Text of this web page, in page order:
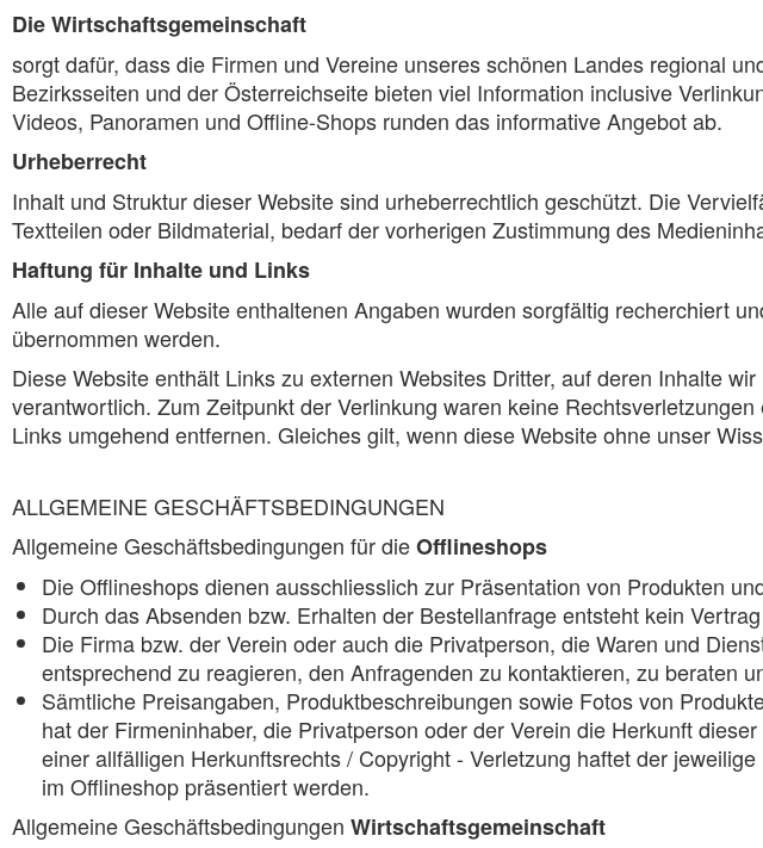
Die Wirtschaftsgemeinschaft
sorgt dafür, dass die Firmen und Vereine unseres schönen Landes regional
Bezirksseiten und der Österreichseite bieten viel Information inclusive
Videos, Panoramen und Offline-Shops runden das informative Angebot ab.
Urheberrecht
Inhalt und Struktur dieser Website sind urheberrechtlich geschützt. Die
Textteilen oder Bildmaterial, bedarf der vorherigen Zustimmung des
Haftung für Inhalte und Links
Alle auf dieser Website enthaltenen Angaben wurden sorgfältig recherchiert
übernommen werden.
Diese Website enthält Links zu externen Websites Dritter, auf deren Inhalte
verantwortlich. Zum Zeitpunkt der Verlinkung waren keine
Links umgehend entfernen. Gleiches gilt, wenn diese Website ohne unser
ALLGEMEINE GESCHÄFTSBEDINGUNGEN
Allgemeine Geschäftsbedingungen für dieOfflineshops
Die Offlineshops dienen ausschliesslich zur Präsentation von Produkten
Durch das Absenden bzw. Erhalten der Bestellanfrage entsteht kein
Die Firma bzw. der Verein oder auch die Privatperson, die Waren und
entsprechend zu reagieren, den Anfragenden zu kontaktieren, zu beraten
Sämtliche Preisangaben, Produktbeschreibungen sowie Fotos von
hat der Firmeninhaber, die Privatperson oder der Verein die Herkunft
einer allfälligen Herkunftsrechts / Copyright - Verletzung haftet der
im Offlineshop präsentiert werden.
Allgemeine Geschäftsbedingungen Wirtschaftsgemeinschaft